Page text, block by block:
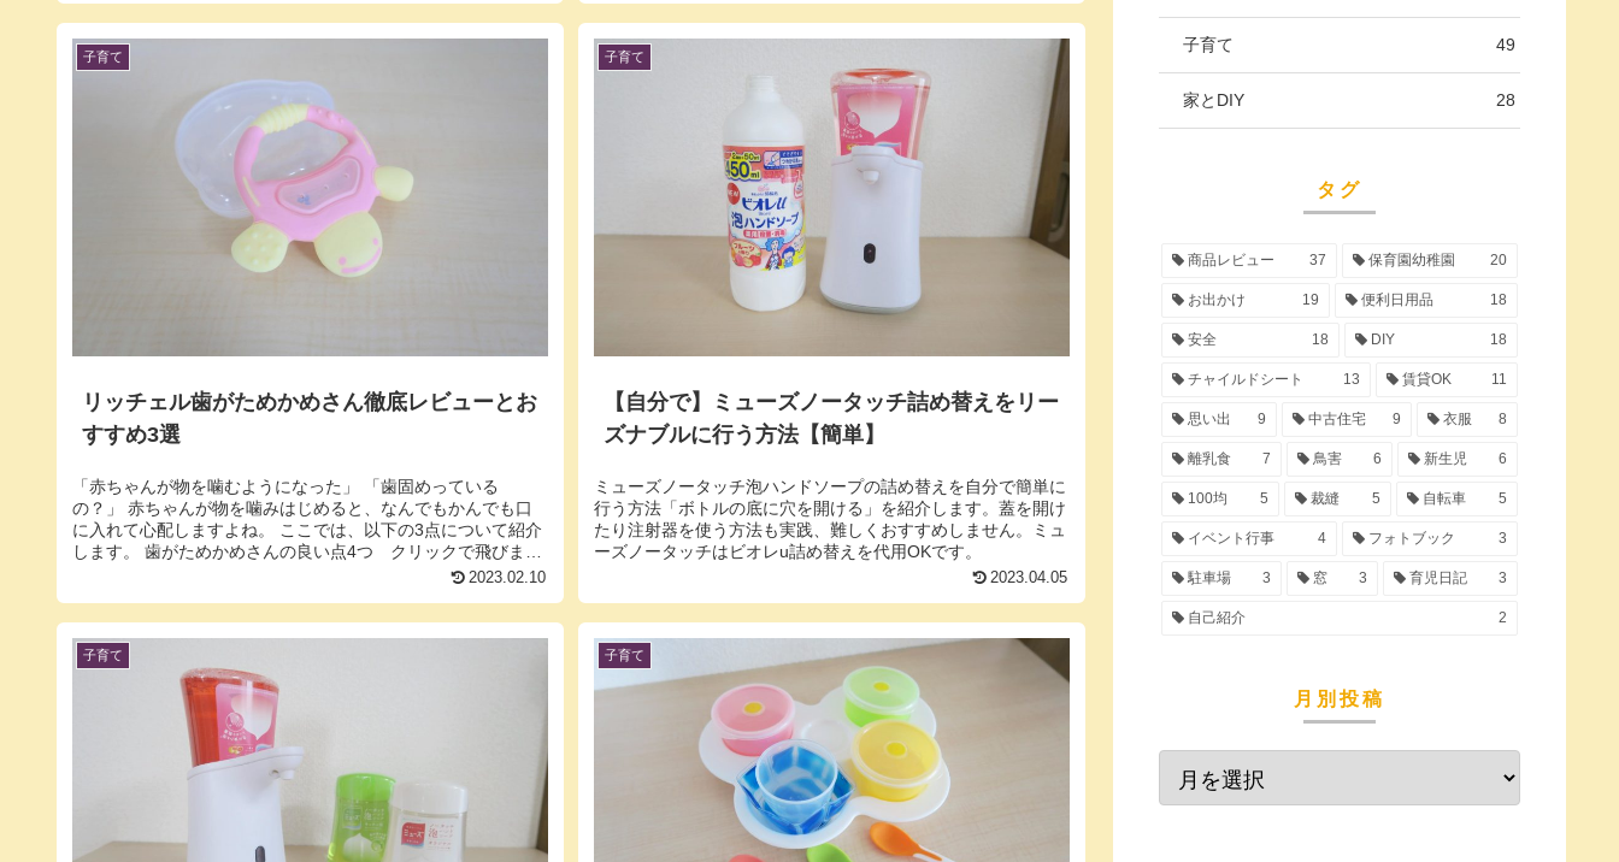
子育て
リッチェル歯がためかめさん徹底レビューとお
すすめ3選
「赤ちゃんが物を噛むようになった」 「歯固めっている
の？」 赤ちゃんが物を噛みはじめると、なんでもかんでも口
に入れて心配しますよね。 ここでは、以下の3点について紹介
します。 歯がためかめさんの良い点4つ クリックで飛びます
2023.02.10
子育て
【自分で】ミューズノータッチ詰め替えをリー
ズナブルに行う方法【簡単】
ミューズノータッチ泡ハンドソープの詰め替えを自分で簡単に
行う方法「ボトルの底に穴を開ける」を紹介します。蓋を開け
たり注射器を使う方法も実践、難しくおすすめしません。ミュ
ーズノータッチはビオレu詰め替えを代用OKです。
2023.04.05
子育て 子育て
子育て 49
家とDIY 28
タグ
商品レビュー 37 保育園幼稚園 20
お出かけ 19 便利日用品 18
安全 18 DIY 18
チャイルドシート 13 賃貸OK 11
思い出 9 中古住宅 9 衣服 8
離乳食 7 鳥害 6 新生児 6
100均 5 裁縫 5 自転車 5
イベント行事 4 フォトブック 3
駐車場 3 窓 3 育児日記 3
自己紹介 2
月別投稿